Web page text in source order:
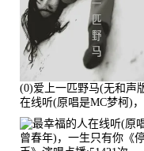
(0)爱上一匹野马(无和声
在线听(原唱是MC梦柯)
鑫Asce演唱点播:178815次